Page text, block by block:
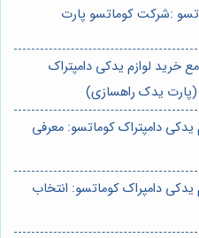
:شرکت کوماتسو پارت
خرید لوازم یدکی دامپتراک
(پارت یدک راهسازی)
یدکی دامپتراک کوماتسو: معرفی
یدکی دامپراک کوماتسو: انتخاب